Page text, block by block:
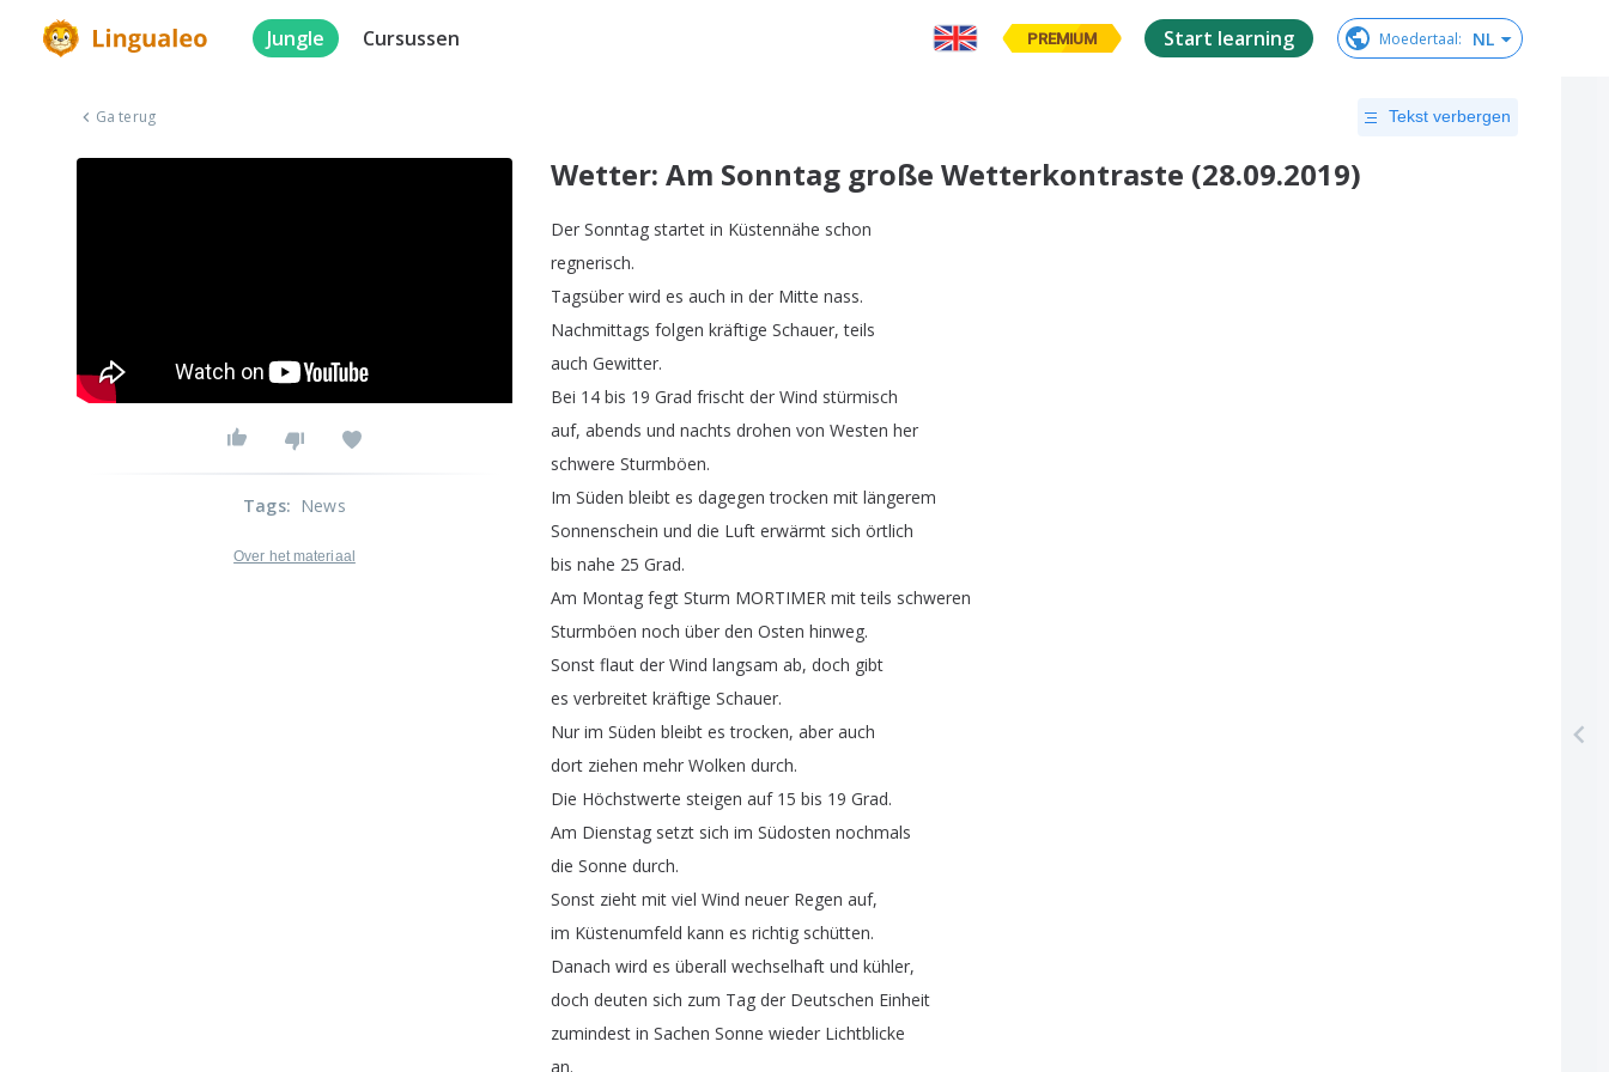
Jungle Cursussen PREMIUM Start learning Moedertaal: NL
Ga terug Tekst verbergen
Wetter: Am Sonntag große Wetterkontraste (28.09.2019)
Der Sonntag startet in Küstennähe schon
regnerisch.
Tagsüber wird es auch in der Mitte nass.
Nachmittags folgen kräftige Schauer,teils
auch Gewitter.
Bei 14 bis 19 Grad frischt der Wind stürmisch
auf, abends und nachts drohen von Westen her
schwere Sturmböen.
Im Süden bleibt es dagegen trocken mit längerem
Sonnenschein und die Luft erwärmt sich örtlich
bis nahe 25 Grad.
Am Montag fegt Sturm MORTIMER mit teils schweren
Sturmböen noch über den Osten hinweg.
Sonst flaut der Wind langsam ab, doch gibt
es verbreitet kräftige Schauer.
Nur im Süden bleibt es trocken, aber auch
dort ziehen mehr Wolken durch.
Die Höchstwerte steigen auf15 bis 19 Grad.
Am Dienstag setzt sich im Südosten nochmals
die Sonne durch.
Sonst zieht mit viel Wind neuer Regen auf,
im Küstenumfeld kann es richtig schütten.
Danach wird es überall wechselhaft und kühler,
doch deuten sich zum Tag der Deutschen Einheit
zumindest in Sachen Sonne wieder Lichtblicke
an.
Tags: News
Over het materiaal